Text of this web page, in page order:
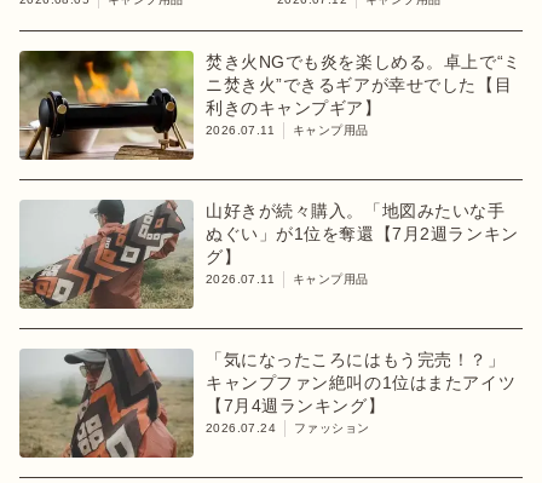
焚き火NGでも炎を楽しめる。卓上で“ミ
ニ焚き火”できるギアが幸せでした【目
利きのキャンプギア】
2026.07.11 キャンプ用品
山好きが続々購入。「地図みたいな手
ぬぐい」が1位を奪還【7月2週ランキン
グ】
2026.07.11 キャンプ用品
「気になったころにはもう完売！？」
キャンプファン絶叫の1位はまたアイツ
【7月4週ランキング】
2026.07.24 ファッション